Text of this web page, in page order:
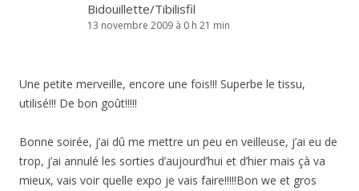
Bidouillette/Tibilisfil
13 novembre 2009 à 0 h 21 min
Une petite merveille, encore une fois!!! Superbe le tissu,
utilisé!!! De bon goût!!!!!
Bonne soirée, j’ai dû me mettre un peu en veilleuse, j’ai eu de
trop, j’ai annulé les sorties d’aujourd’hui et d’hier mais çà va
mieux, vais voir quelle expo je vais faire!!!!!Bon we et gros